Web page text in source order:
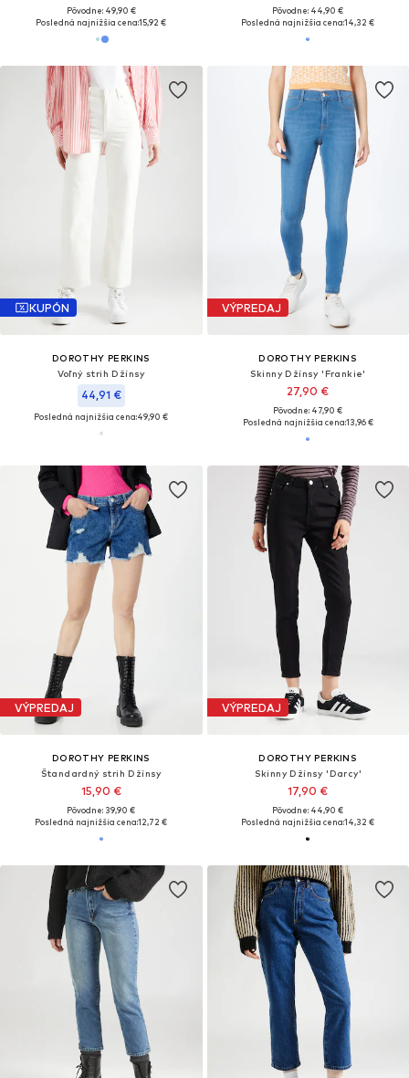
Pôvodne: 49,90 €
Posledná najnižšia cena:15,92 €
Pôvodne: 44,90 €
Posledná najnižšia cena:14,32 €
KUPÓN
DOROTHY PERKINS
Voľný strih Džínsy
44,91 €
Posledná najnižšia cena:49,90 €
VÝPREDAJ
DOROTHY PERKINS
Skinny Džínsy 'Frankie'
27,90 €
Pôvodne: 47,90 €
Posledná najnižšia cena:13,96 €
VÝPREDAJ
DOROTHY PERKINS
Štandardný strih Džínsy
15,90 €
Pôvodne: 39,90 €
Posledná najnižšia cena:12,72 €
VÝPREDAJ
DOROTHY PERKINS
Skinny Džínsy 'Darcy'
17,90 €
Pôvodne: 44,90 €
Posledná najnižšia cena:14,32 €